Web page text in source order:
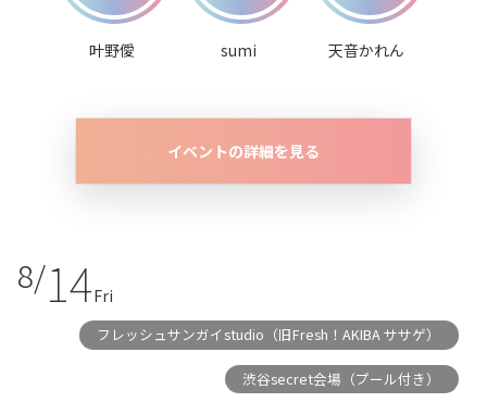
叶野僾 sumi 天音かれん
イベントの詳細を見る
8/14Fri
フレッシュサンガイstudio（旧Fresh！AKIBA ササゲ）
渋谷secret会場（プール付き）